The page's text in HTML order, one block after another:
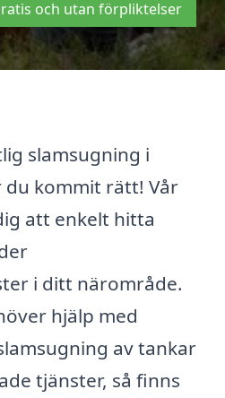
och utan förpliktelser
slamsugning i
du kommit rätt! Vår
att enkelt hitta
i ditt närområde.
hjälp med
av tankar
tjänster, så finns